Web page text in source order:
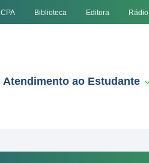
CPA Biblioteca Editora Rádio
Atendimento ao Estudante